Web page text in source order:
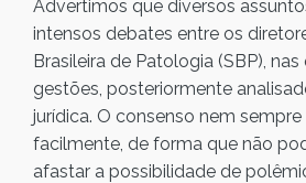
Advertimos que diversos
intensos debates entre os
Brasileira de Patologia (SBP),
gestões, posteriormente
jurídica. O consenso nem
facilmente, de forma que não
afastar a possibilidade de